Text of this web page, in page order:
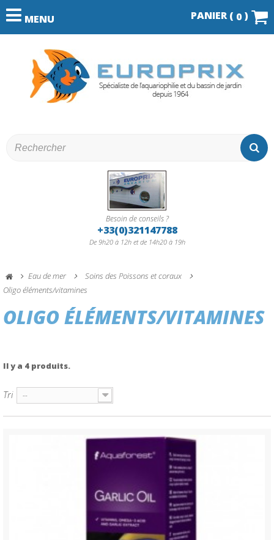
MENU PANIER ( 0 )
Besoin de conseils ?
+33(0)321147788
De 9h20 à 12h et de 14h20 à 19h
Eau de mer
Soins des Poissons et coraux
Oligo éléments/vitamines
OLIGO ÉLÉMENTS/VITAMINES
Il y a 4 produits.
Tri --